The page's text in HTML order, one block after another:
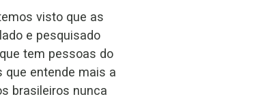
visto que as
e pesquisado
tem pessoas do
que entende mais a
brasileiros nunca